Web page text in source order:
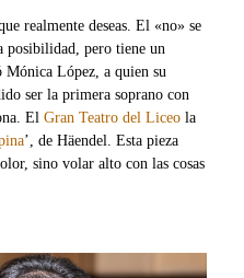
realmente deseas. El «no» se
posibilidad, pero tiene un
Mónica López, a quien su
ser la primera soprano con
ElGran Teatro del Liceo la
’, de Häendel. Esta pieza
sino volar alto con las cosas